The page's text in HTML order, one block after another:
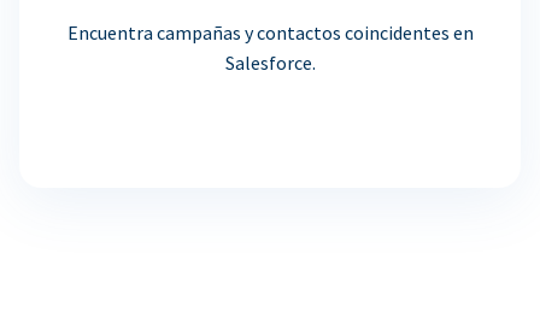
Encuentra campañas y contactos coincidentes en
Salesforce.